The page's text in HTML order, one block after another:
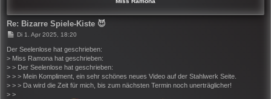
Re: Bizarre Spiele-Kiste 😈
B
i
t
r
a
g
Di 1. Apr 2025, 18:20
Der Seelenlose hat geschrieben:
> Miss Ramona hat geschrieben:
> > Der Seelenlose hat geschrieben:
> > > Mein Kompliment, ein sehr schönes neues Video auf der Stahlwerk Seite.
> > > Da wird die Zeit für mich, bis zum nächsten Termin noch unerträglicher!
> >